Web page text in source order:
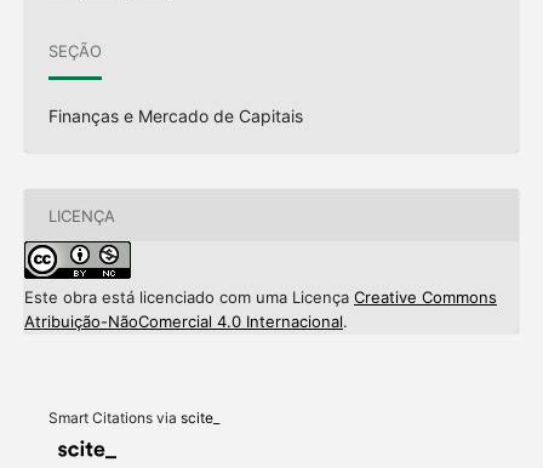
SEÇÃO
Finanças e Mercado de Capitais
LICENÇA
Este obra está licenciado com uma Licença Creative Commons
Atribuição-NãoComercial 4.0 Internacional.
Smart Citations via scite_
Intro
0